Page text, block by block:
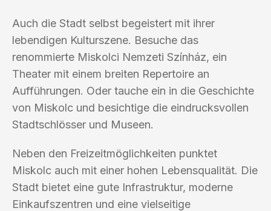
Auch die Stadt selbst begeistert mit ihrer
lebendigen Kulturszene. Besuche das
renommierte Miskolci Nemzeti Színház, ein
Theater mit einem breiten Repertoire an
Aufführungen. Oder tauche ein in die Geschichte
von Miskolc und besichtige die eindrucksvollen
Stadtschlösser und Museen.
Neben den Freizeitmöglichkeiten punktet
Miskolc auch mit einer hohen Lebensqualität. Die
Stadt bietet eine gute Infrastruktur, moderne
Einkaufszentren und eine vielseitige